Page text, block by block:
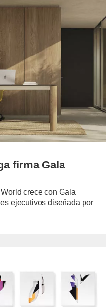
firma Gala
crece con Gala
ejecutivos diseñada por